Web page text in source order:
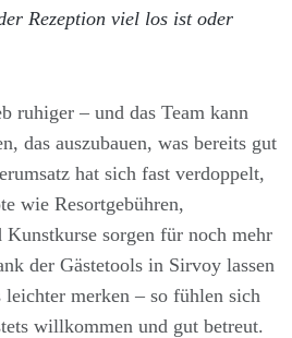
Rezeption viel los ist oder
ruhiger – und das Team kann
das auszubauen, was bereits gut
hat sich fast verdoppelt,
wie Resortgebühren,
Kunstkurse sorgen für noch mehr
der Gästetools in Sirvoy lassen
merken – so fühlen sich
willkommen und gut betreut.